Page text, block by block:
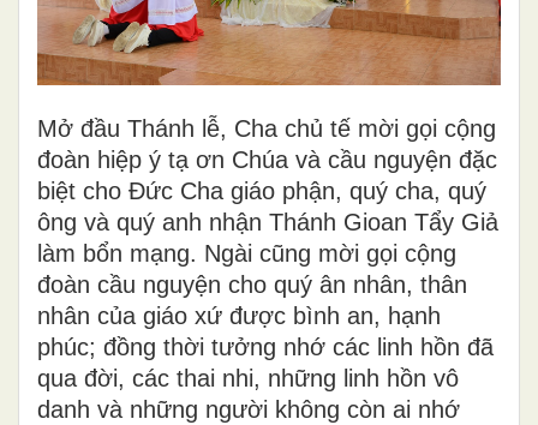
Mở đầu Thánh lễ, Cha chủ tế mời gọi cộng
đoàn hiệp ý tạ ơn Chúa và cầu nguyện đặc
biệt cho Đức Cha giáo phận, quý cha, quý
ông và quý anh nhận Thánh Gioan Tẩy Giả
làm bổn mạng. Ngài cũng mời gọi cộng
đoàn cầu nguyện cho quý ân nhân, thân
nhân của giáo xứ được bình an, hạnh
phúc; đồng thời tưởng nhớ các linh hồn đã
qua đời, các thai nhi, những linh hồn vô
danh và những người không còn ai nhớ